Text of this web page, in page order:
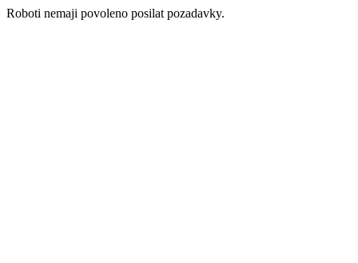
Roboti nemaji povoleno posilat pozadavky.